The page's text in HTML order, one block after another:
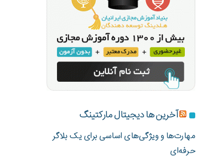
آخرین ها دیجیتال مارکتینگ
مهارت‌ها و ویژگی‌های اساسی برای یک بلاگر
حرفه‌ای